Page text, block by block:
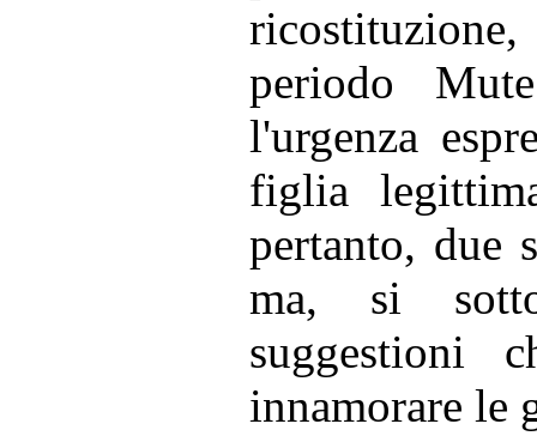
periodo
l'urgenza
figlia
pertanto, due
ma, si
suggestioni
innamorare le